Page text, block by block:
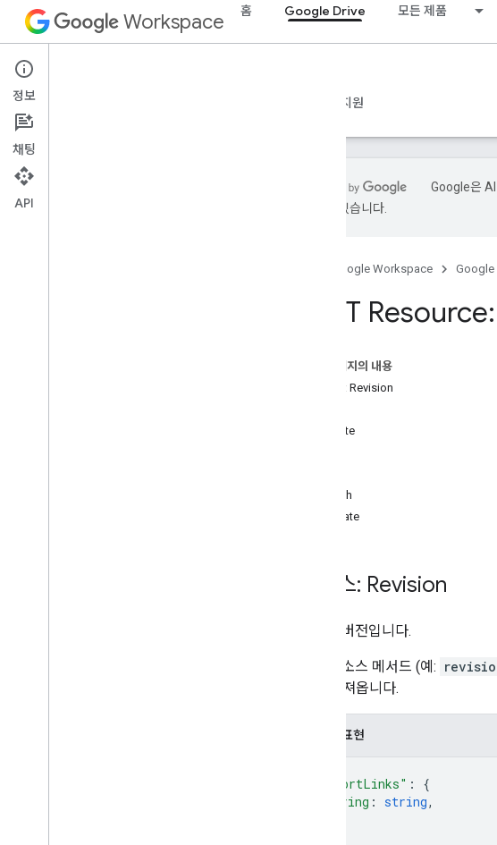
Workspace 홈 Google Drive 모든 제품
Google Drive
개요 지원
Google은
있을 수 있습니다.
Google Workspace Google
REST
이 페이지의 내용
리소스: Revision
delete
patch
update
리소스: Revision
파일의 버전입니다.
일부 리소스 메서드 (예:
ID를 가져옵니다.
JSON 표현
"exportLinks" : {
string : string,
정보
채팅
API